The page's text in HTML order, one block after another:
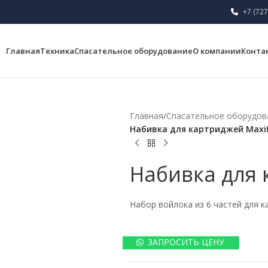
+7
ГлавнаяТехникаСпасательное оборудованиеО компании
Главная/Спасательное
Набивка для картриджей
Набивка для
Набор войлока из 6 частей для
ЗАПРОСИТЬ ЦЕНУ